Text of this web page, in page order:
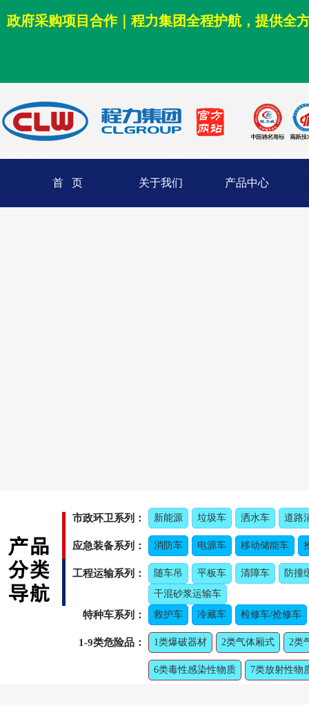
政府采购项目合作｜程力集团全程护航，提供全
首 页 关于我们 产品中心
市政环卫系列： 新能源 垃圾车 洒水车 道路
应急装备系列： 消防车 电源车 移动储能车
工程运输系列： 随车吊 平板车 清障车
防撞
干混砂浆运输车
特种车系列： 救护车 冷藏车 检修车/抢修车
1-9类危险品： 1类爆破器材 2类气体厢式 2类
6类毒性感染性物质 7类放射性物